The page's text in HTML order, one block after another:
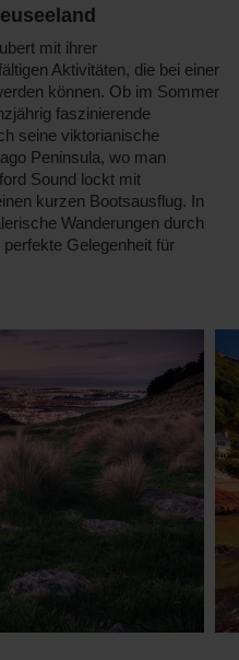
mit ihrer
Aktivitäten, die bei einer
können. Ob im Sommer
faszinierende
seine viktorianische
Peninsula, wo man
Sound lockt mit
kurzen Bootsausflug. In
Wanderungen durch
Gelegenheit für